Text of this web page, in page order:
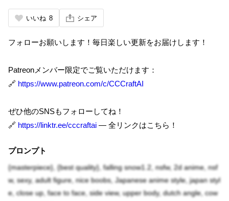
いいね 8 シェア
フォローお願いします！毎日楽しい更新をお届けします！
Patreonメンバー限定でご覧いただけます：
🔗 https://www.patreon.com/c/CCCraftAI
ぜひ他のSNSもフォローしてね！
🔗 https://linktr.ee/cccraftai — 全リンクはこちら！
プロンプト
{masterpiece}, {best quality}, falling snow1.2, nsfw, 2d anime, nsf
w, sexy, adult figure, nice boobs, Japanese anime style, japan styl
e, close up, face to face, side view, upper body, dutch angle, cow